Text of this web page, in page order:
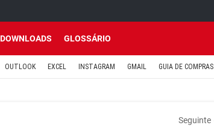
DOWNLOADS GLOSSÁRIO
OUTLOOK EXCEL INSTAGRAM GMAIL GUIA DE COMPRAS
Seguinte